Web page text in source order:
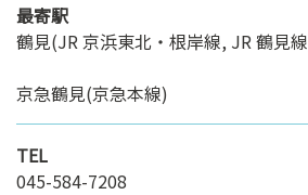
最寄駅
鶴見(JR 京浜東北・根岸線, JR 鶴見
京急鶴見(京急本線)
TEL
045-584-7208